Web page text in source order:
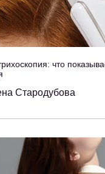
что
Стародубова